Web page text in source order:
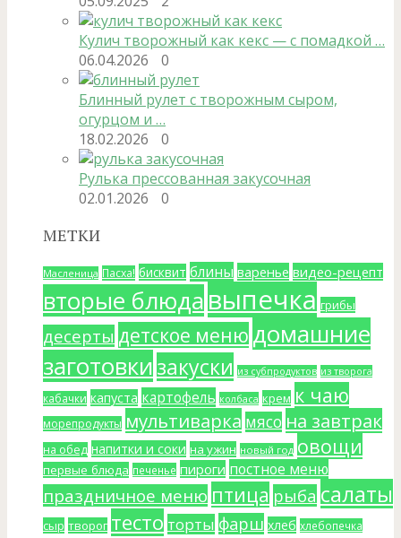
Кулич творожный как кекс — с помадкой …
06.04.2026
0
Блинный рулет с творожным сыром,
огурцом и …
18.02.2026
0
Рулька прессованная закусочная
02.01.2026
0
МЕТКИ
Масленица Пасха! бисквит блины варенье видео-рецепт
вторые блюдавыпечка грибы
десерты детское меню домашние
заготовкизакуски из субпродуктов из творога
кабачки капуста картофель колбаса крем к чаю
морепродукты мультиварка мясо на завтрак
на обед напитки и соки на ужин новый год овощи
первые блюда печенье пироги постное меню
праздничное меню птица рыба салаты
сыр творог тесто торты фарш хлеб хлебопечка